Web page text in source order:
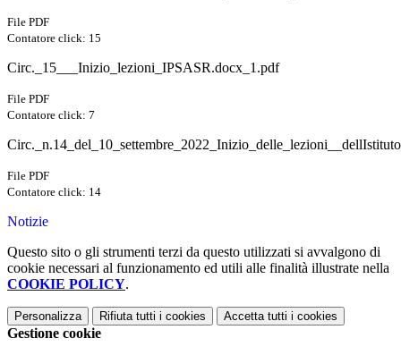
File PDF
Contatore click: 15
Circ._15___Inizio_lezioni_IPSASR.docx_1.pdf
File PDF
Contatore click: 7
File PDF
Contatore click: 14
Notizie
Questo sito o gli strumenti terzi da questo utilizzati si avvalgono di
cookie necessari al funzionamento ed utili alle finalità illustrate nella
COOKIE POLICY.
Personalizza Rifiuta tutti i cookies Accetta tutti i cookies
Gestione cookie